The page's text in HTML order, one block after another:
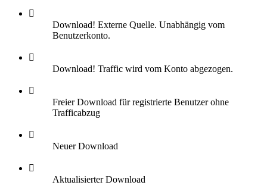
Download! Externe Quelle. Unabhängig vom
Benutzerkonto.
Download! Traffic wird vom Konto abgezogen.
Freier Download für registrierte Benutzer ohne
Trafficabzug
Neuer Download
Aktualisierter Download